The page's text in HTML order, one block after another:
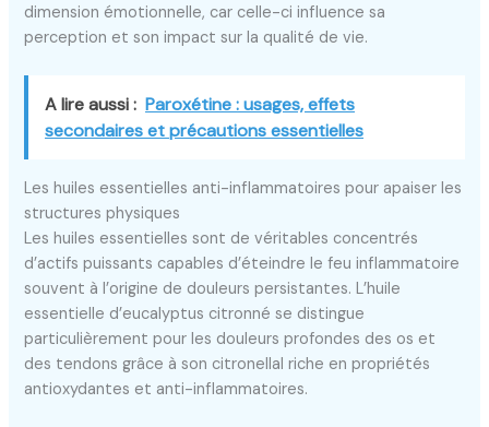
dimension émotionnelle, car celle-ci influence sa
perception et son impact sur la qualité de vie.
A lire aussi : Paroxétine : usages, effets
secondaires et précautions essentielles
Les huiles essentielles anti-inflammatoires pour apaiser les
structures physiques
Les huiles essentielles sont de véritables concentrés
d’actifs puissants capables d’éteindre le feu inflammatoire
souvent à l’origine de douleurs persistantes. L’huile
essentielle d’eucalyptus citronné se distingue
particulièrement pour les douleurs profondes des os et
des tendons grâce à son citronellal riche en propriétés
antioxydantes et anti-inflammatoires.